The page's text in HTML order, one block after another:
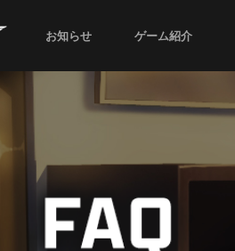
お知らせ ゲーム紹介